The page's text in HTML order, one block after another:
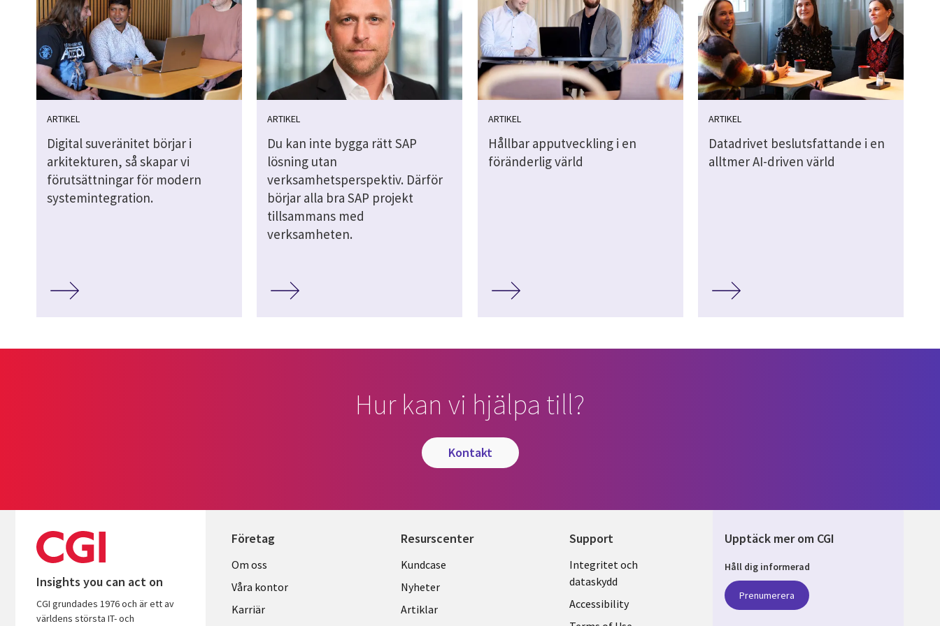
ARTIKEL
Digital suveränitet börjar i
arkitekturen, så skapar vi
förutsättningar för modern
systemintegration.
ARTIKEL
Du kan inte bygga rätt SAP
lösning utan
verksamhetsperspektiv. Därför
börjar alla bra SAP projekt
tillsammans med
verksamheten.
ARTIKEL
Hållbar apputveckling i en
föränderlig värld
ARTIKEL
Datadrivet beslutsfattande i en
alltmer AI-driven värld
Hur kan vi hjälpa till?
kontakt
Insights you can act on
CGI grundades 1976 och är ett av
världens största IT- och
Företag
Useful
links
SWEDEN
Om oss
Våra kontor
Karriär
Resurscenter
Library
Links
SWEDEN
Kundcase
Nyheter
Artiklar
Support
Legal
SWEDEN
Integritet och
dataskydd
Accessibility
Upptäck mer om CGI
Håll dig informerad
Prenumerera